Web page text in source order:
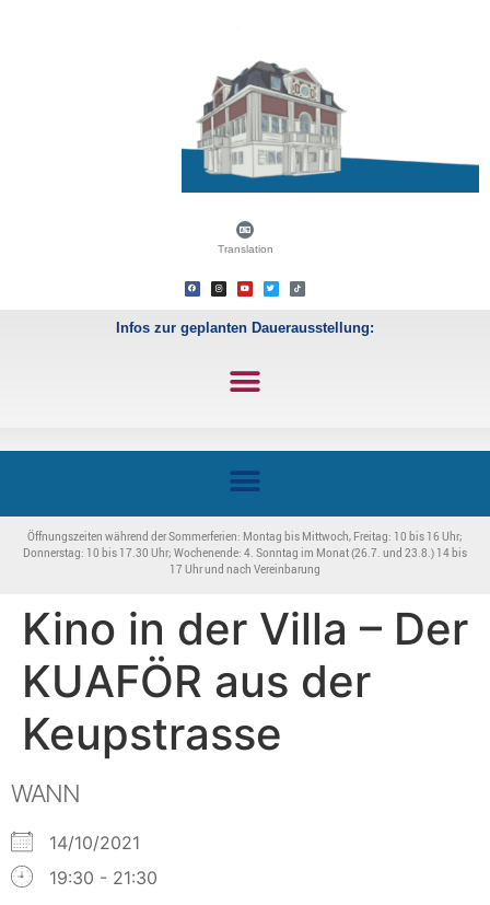
Translation
Infos zur geplanten Dauerausstellung:
Öffnungszeiten während der Sommerferien: Montag bis Mittwoch, Freitag: 10 bis 16 Uhr;
Donnerstag: 10 bis 17.30 Uhr; Wochenende: 4. Sonntag im Monat (26.7. und 23.8.) 14 bis
17 Uhr und nach Vereinbarung
Kino in der Villa – Der
KUAFÖR aus der
Keupstrasse
WANN
14/10/2021
19:30 - 21:30